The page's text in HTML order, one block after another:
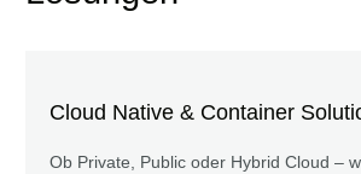
Cloud Native & Container
Ob Private, Public oder Hybrid Cloud –